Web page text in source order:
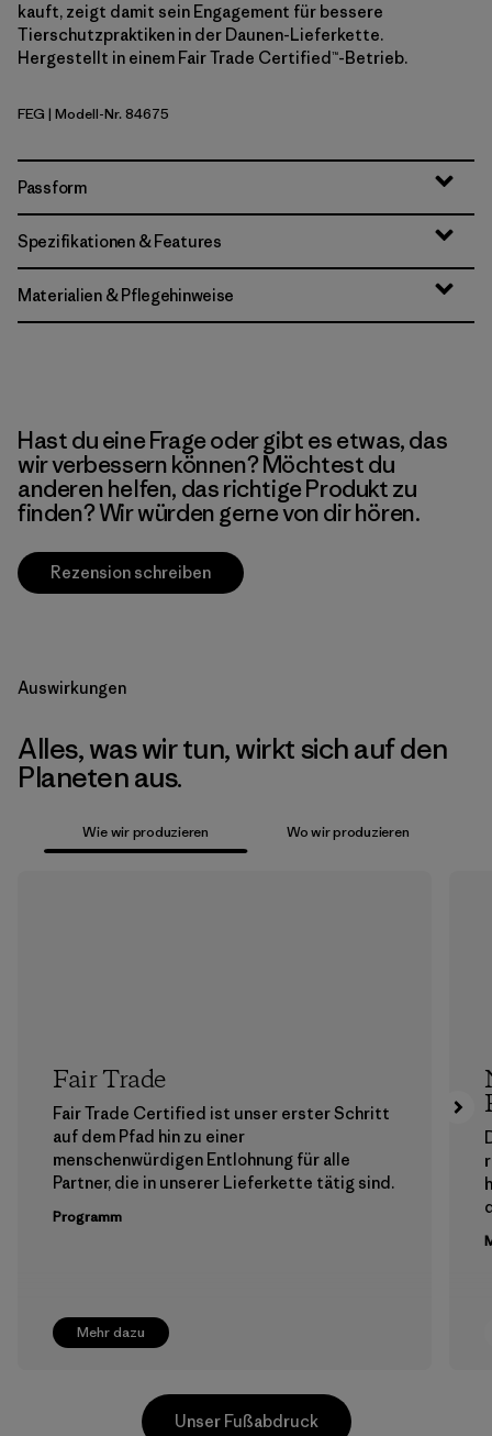
kauft, zeigt damit sein Engagement für bessere
Tierschutzpraktiken in der Daunen-Lieferkette.
Hergestellt in einem Fair Trade Certified™-Betrieb.
Forge Grey w/Forge Grey
FEG | Modell-Nr. 84675
Passform
Spezifikationen & Features
Materialien & Pflegehinweise
Hast du eine Frage oder gibt es etwas, das
wir verbessern können? Möchtest du
anderen helfen, das richtige Produkt zu
finden? Wir würden gerne von dir hören.
Rezension schreiben
Auswirkungen
Alles, was wir tun, wirkt sich auf den
Planeten aus.
Wie wir produzieren Wo wir produzieren
Mehr dazu
Fair Trade
Fair Trade Certified ist unser erster Schritt
auf dem Pfad hin zu einer
menschenwürdigen Entlohnung für alle
Partner, die in unserer Lieferkette tätig sind.
Programm
Unser Fußabdruck